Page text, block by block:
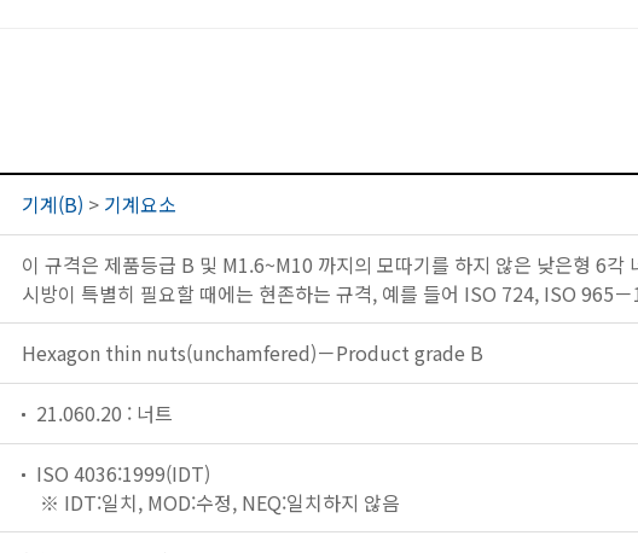
기계(B) > 기계요소
이 규격은 제품등급 B 및 M1.6~M10 까지의 모따기를 하지 않은 낮은형 6
시방이 특별히 필요할 때에는 현존하는 규격, 예를 들어 ISO 724, ISO 965
Hexagon thin nuts(unchamfered)－Product grade B
21.060.20 : 너트
ISO 4036:1999(IDT)
※ IDT:일치, MOD:수정, NEQ:일치하지 않음